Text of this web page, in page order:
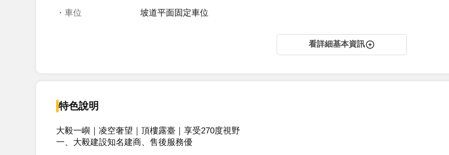
・車位
坡道平面固定車位
看詳細基本資訊
特色說明
大毅一嶼｜凌空奢望｜頂樓露臺｜享受270度視野
一、大毅建設知名建商、售後服務優